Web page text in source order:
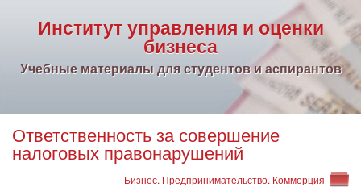
Институт управления и оценки
бизнеса
Учебные материалы для студентов и аспирантов
Ответственность за совершение
налоговых правонарушений
Бизнес. Предпринимательство. Коммерция